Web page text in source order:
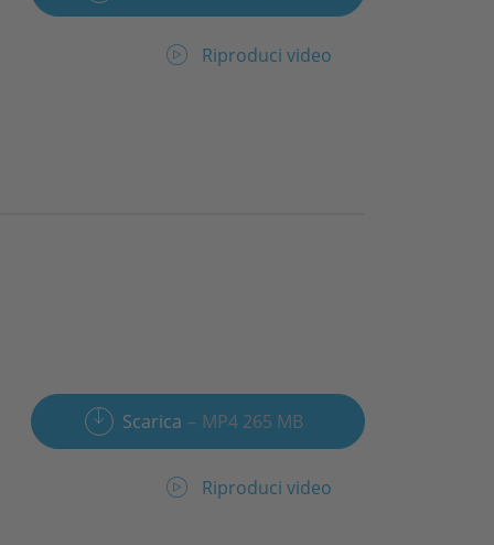
Riproduci video
Scarica MP4 265 MB
Riproduci video